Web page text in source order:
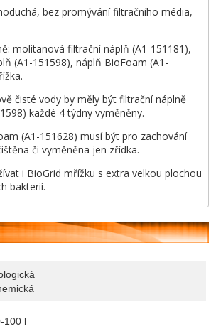
bez promývání filtračního média,
molitanová filtrační náplň (A1-151181),
(A1-151598), náplň BioFoam (A1-
čisté vody by měly být filtrační náplně
každé 4 týdny vyměněny.
(A1-151628) musí být pro zachování
či vyměněna jen zřídka.
i BioGrid mřížku s extra velkou plochou
bakterií.
100 l